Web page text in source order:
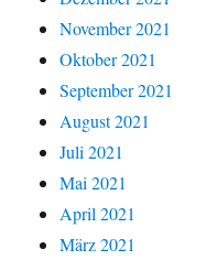
November 2021
Oktober 2021
September 2021
August 2021
Juli 2021
Mai 2021
April 2021
März 2021